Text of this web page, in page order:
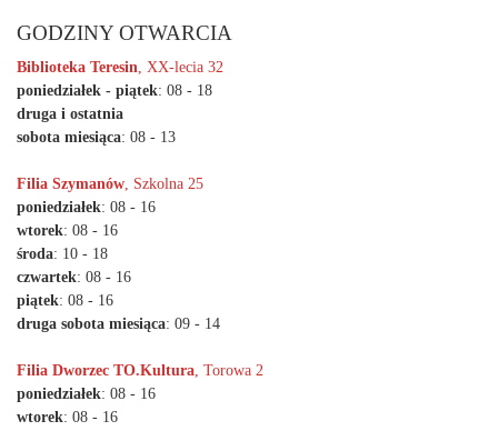
GODZINY OTWARCIA
Biblioteka Teresin, XX-lecia 32
poniedziałek - piątek: 08 - 18
druga i ostatnia
sobota miesiąca: 08 - 13
Filia Szymanów, Szkolna 25
poniedziałek: 08 - 16
wtorek: 08 - 16
środa: 10 - 18
czwartek: 08 - 16
piątek: 08 - 16
druga sobota miesiąca: 09 - 14
Filia Dworzec TO.Kultura, Torowa 2
poniedziałek: 08 - 16
wtorek: 08 - 16